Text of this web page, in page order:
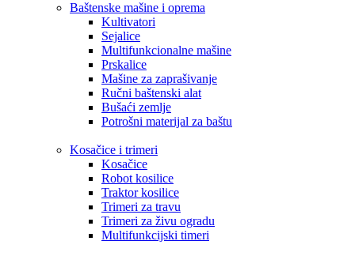
Baštenske mašine i oprema
Kultivatori
Sejalice
Multifunkcionalne mašine
Prskalice
Mašine za zaprašivanje
Ručni baštenski alat
Bušaći zemlje
Potrošni materijal za baštu
Kosačice i trimeri
Kosačice
Robot kosilice
Traktor kosilice
Trimeri za travu
Trimeri za živu ogradu
Multifunkcijski timeri